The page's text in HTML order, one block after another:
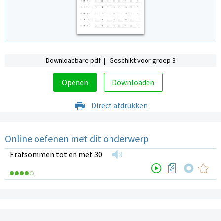
Downloadbare pdf | Geschikt voor groep 3
Openen Downloaden
Direct afdrukken
Online oefenen met dit onderwerp
Erafsommen tot en met 30